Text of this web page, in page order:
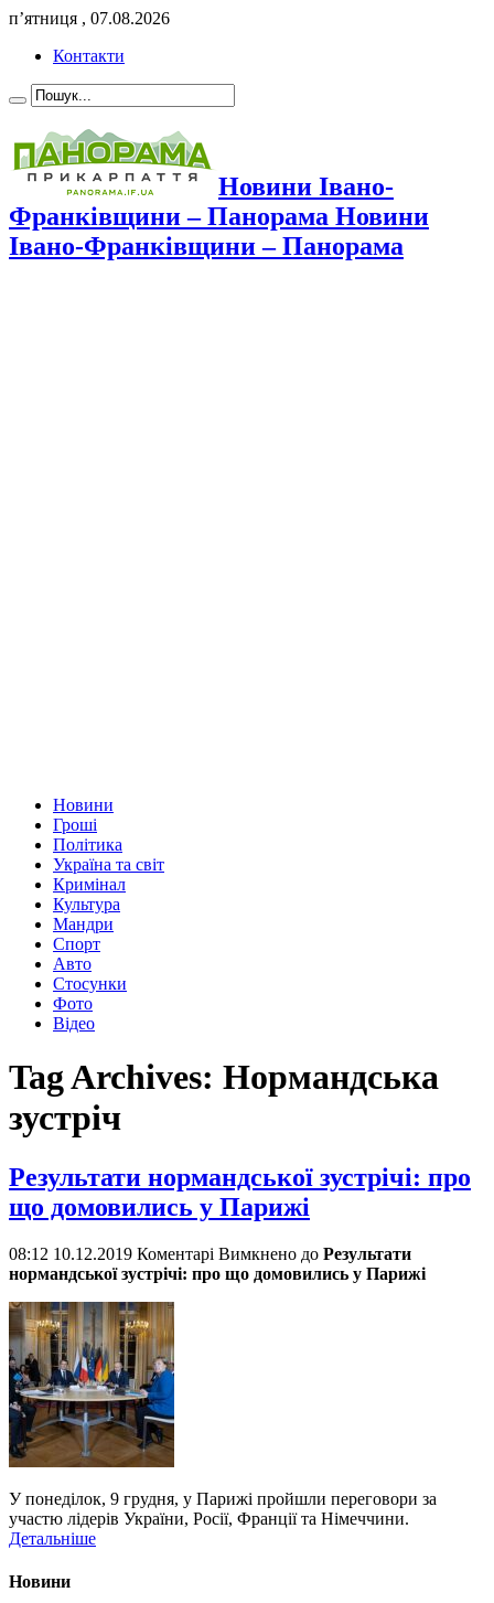
п’ятниця , 07.08.2026
Контакти
Новини Івано-
Франківщини – Панорама Новини
Івано-Франківщини – Панорама
Новини
Гроші
Політика
Україна та світ
Кримінал
Культура
Мандри
Спорт
Авто
Стосунки
Фото
Відео
Tag Archives: Нормандська
зустріч
Результати нормандської зустрічі: про
що домовились у Парижі
08:12 10.12.2019 Коментарі Вимкнено до Результати
нормандської зустрічі: про що домовились у Парижі
У понеділок, 9 грудня, у Парижі пройшли переговори за
участю лідерів України, Росії, Франції та Німеччини.
Детальніше
Новини